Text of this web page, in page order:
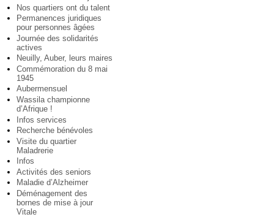
Nos quartiers ont du talent
Permanences juridiques
pour personnes âgées
Journée des solidarités
actives
Neuilly, Auber, leurs maires
Commémoration du 8 mai
1945
Aubermensuel
Wassila championne
d’Afrique !
Infos services
Recherche bénévoles
Visite du quartier
Maladrerie
Infos
Activités des seniors
Maladie d’Alzheimer
Déménagement des
bornes de mise à jour
Vitale